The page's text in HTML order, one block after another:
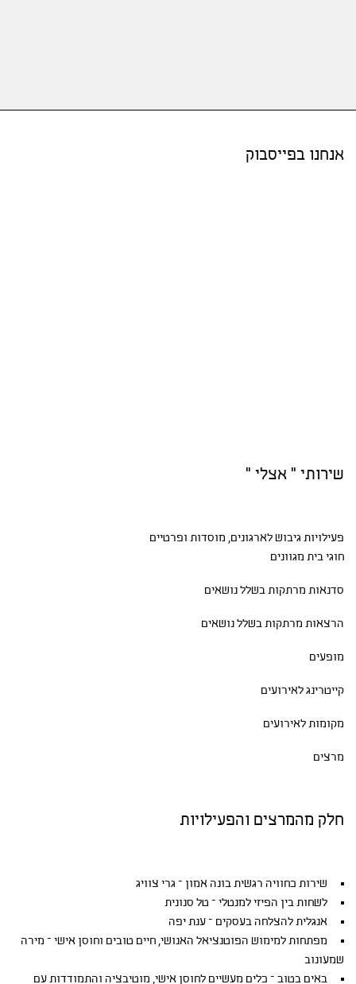
אנחנו בפייסבוק
שירותי " אצלי "
פעילויות גיבושלארגונים, מוסדות ופרטיים
חוגי בית מגוונים
סדנאות מרתקות בשלל נושאים
הרצאות מרתקות בשלל נושאים
מופעים
קייטרינג לאירועים
מקומות לאירועים
מרצים
חלק מהמרצים והפעילויות
שירות כחוויה רגשית בונה אמון – גרי צוויג
לשחות בין הפיזי למנטלי – טל סנונית
אנגלית להצלחה בעסקים – ענת יפה
מפתחות למימוש הפוטנציאל האנושי, חיים טובים וחוסן אישי – מירה
שמעונוב
באים בטוב – כלים מעשיים לחוסן אישי, מוטיבציה והתמודדות עם